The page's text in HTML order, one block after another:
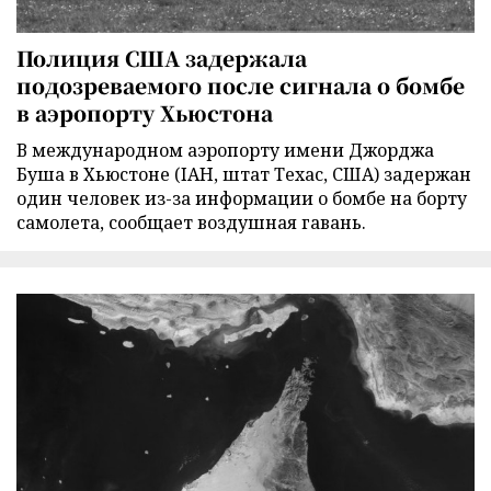
Полиция США задержала
подозреваемого после сигнала о бомбе
в аэропорту Хьюстона
В международном аэропорту имени Джорджа
Буша в Хьюстоне (IAH, штат Техас, США) задержан
один человек из-за информации о бомбе на борту
самолета, сообщает воздушная гавань.